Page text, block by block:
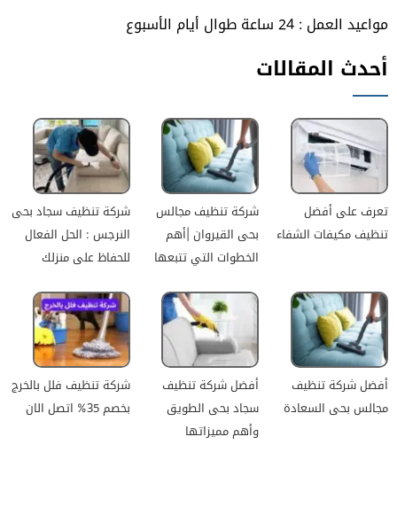
مواعيد العمل : 24 ساعة طوال أيام الأسبوع
أحدث المقالات
تعرف على أفضل
تنظيف مكيفات الشفاء
شركة تنظيف مجالس
بحى القيروان |أهم
الخطوات التي تتبعها
شركة تنظيف سجاد بحى
النرجس : الحل الفعال
للحفاظ على منزلك
أفضل شركة تنظيف
مجالس بحى السعادة
أفضل شركة تنظيف
سجاد بحى الطويق
وأهم مميزاتها
شركة تنظيف فلل بالخرج
بخصم 35% اتصل الان